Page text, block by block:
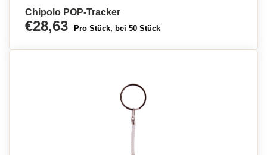
Chipolo POP-Tracker
€28,63 Pro Stück, bei 50 Stück